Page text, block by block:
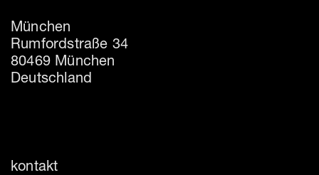
München
Rumfordstraße 34
80469 München
Deutschland
kontakt